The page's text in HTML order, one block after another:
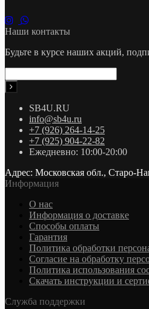
Наши контакты
Будьте в курсе наших акций,
SB4U.RU
info@sb4u.ru
+7 (926) 264-14-25
+7 (925) 904-22-82
Ежедневно: 10:00-20:00
Адрес: Московская обл., Старо-
Информация
О нас
Информация о доставке
Cпособы оплаты
Гарантия
Политика обработки
Согласие на обработку
Политика использования
Скачать инструкции и
Служба поддержки